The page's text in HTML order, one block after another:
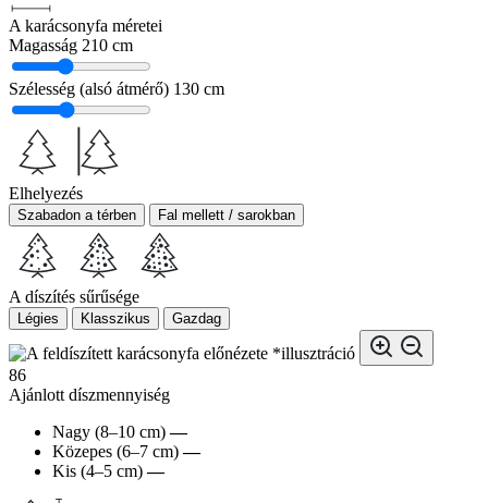
A karácsonyfa méretei
Magasság 210 cm
Szélesség (alsó átmérő) 130 cm
Elhelyezés
Szabadon a térben Fal mellett / sarokban
A díszítés sűrűsége
Légies Klasszikus Gazdag
*illusztráció
86
Ajánlott díszmennyiség
Nagy (8–10 cm) —
Közepes (6–7 cm) —
Kis (4–5 cm) —